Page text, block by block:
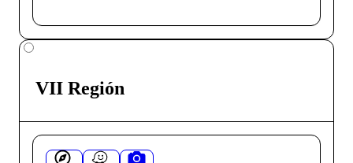
VII Región